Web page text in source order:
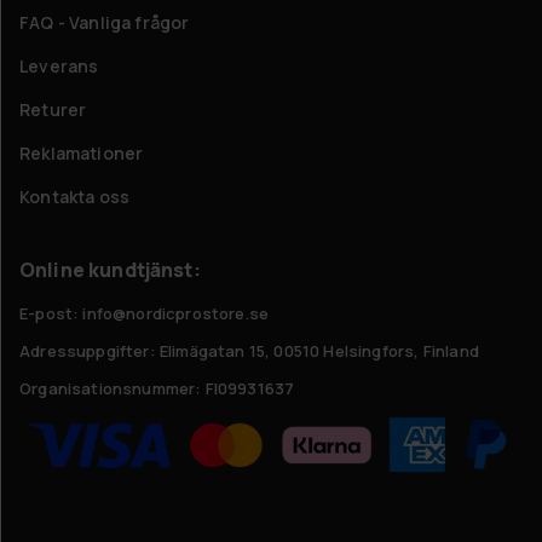
FAQ - Vanliga frågor
Leverans
Returer
Reklamationer
Kontakta oss
Online kundtjänst:
E-post: info@nordicprostore.se
Adressuppgifter: Elimägatan 15, 00510 Helsingfors, Finland
Organisationsnummer: FI09931637